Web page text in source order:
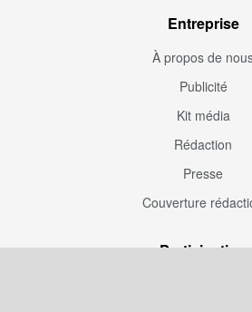
Entreprise
À propos de
Publicité
Kit média
Rédaction
Presse
Couverture
Participation